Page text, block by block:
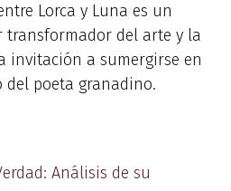
Lorca y Luna es un
transformador del arte y la
invitación a sumergirse en
poeta granadino.
Análisis de su